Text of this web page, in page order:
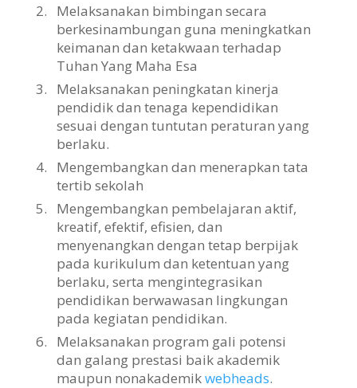
2.
Melaksanakan bimbingan secara
berkesinambungan guna meningkatkan
keimanan dan ketakwaan terhadap
Tuhan Yang Maha Esa
3.
Melaksanakan peningkatan kinerja
pendidik dan tenaga kependidikan
sesuai dengan tuntutan peraturan yang
berlaku.
4.
Mengembangkan dan menerapkan tata
tertib sekolah
5.
Mengembangkan pembelajaran aktif,
kreatif, efektif, efisien, dan
menyenangkan dengan tetap berpijak
pada kurikulum dan ketentuan yang
berlaku, serta mengintegrasikan
pendidikan berwawasan lingkungan
pada kegiatan pendidikan.
6.
Melaksanakan program gali potensi
dan galang prestasi baik akademik
maupun nonakademikwebheads.